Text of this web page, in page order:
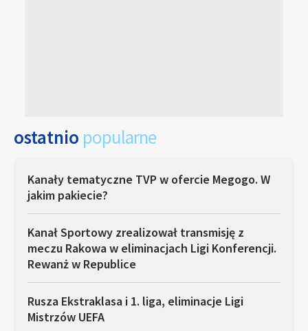
ostatnio popularne
Kanały tematyczne TVP w ofercie Megogo. W
jakim pakiecie?
Kanał Sportowy zrealizował transmisję z
meczu Rakowa w eliminacjach Ligi Konferencji.
Rewanż w Republice
Rusza Ekstraklasa i 1. liga, eliminacje Ligi
Mistrzów UEFA